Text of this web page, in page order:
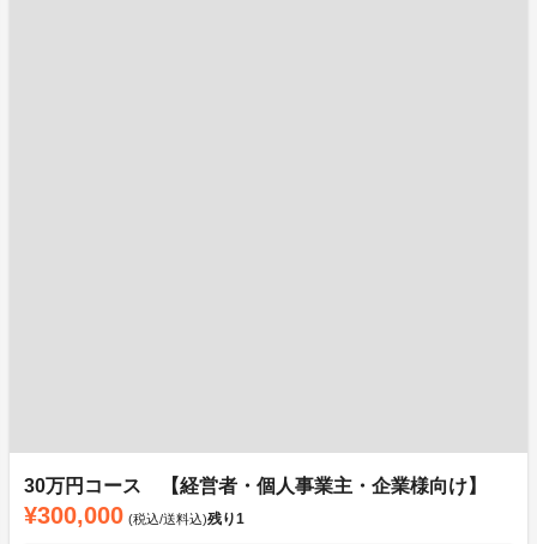
30万円コース 【経営者・個人事業主・企業様向け】
¥300,000 (税込/送料込)残り1